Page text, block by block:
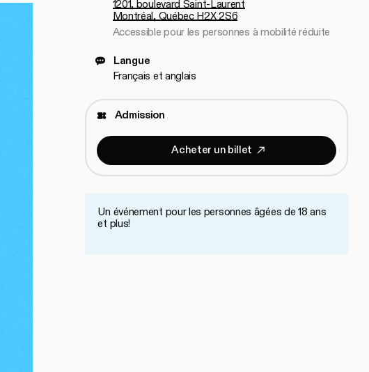
1201, boulevard Saint-Laurent
Montréal, Québec H2X 2S6
Accessible pour les personnes à mobilité réduite
Langue
Français et anglais
Admission
Acheter un billet
Acheter un billet
Acheterunbillet
Un événement pour les personnes âgées de 18 ans
et plus!